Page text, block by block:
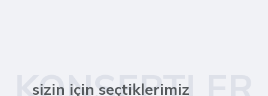
sizin için seçtiklerimiz